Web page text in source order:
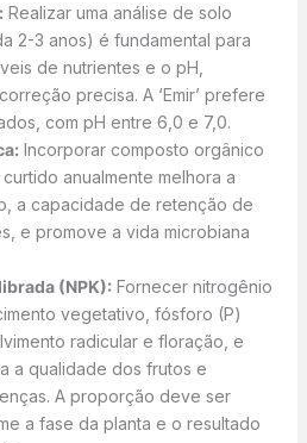
Realizar uma análise de solo
2-3 anos) é fundamental para
de nutrientes e o pH,
precisa. A ‘Emir’ prefere
com pH entre 6,0 e 7,0.
Incorporar composto orgânico
anualmente melhora a
a capacidade de retenção de
e promove a vida microbiana
(NPK):Fornecer nitrogênio
vegetativo, fósforo (P)
radicular e floração, e
a qualidade dos frutos e
A proporção deve ser
a fase da planta e o resultado